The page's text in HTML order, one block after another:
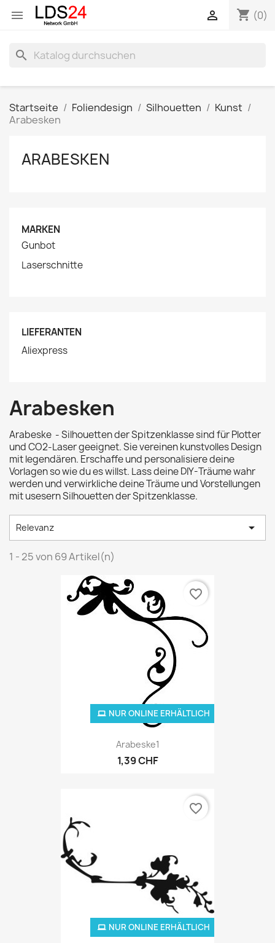
 shopping_cart (0)

search
Startseite Foliendesign Silhouetten
Kunst
Arabesken
ARABESKEN
MARKEN
Gunbot
Laserschnitte
LIEFERANTEN
Aliexpress
Arabesken
Arabeske - Silhouetten der Spitzenklasse sind für Plotter
und CO2-Laser geeignet. Sie vereinen kunstvolles Design
mit legendären. Erschaffe und personalisiere deine
Vorlagen so wie du es willst. Lass deine DIY-Träume wahr
werden und verwirkliche deine Träume und Vorstellungen
mit usesern Silhouetten der Spitzenklasse.
Relevanz 
1 - 25 von 69 Artikel(n)
Arabeske1
1,39 CHF
NUR ONLINE ERHÄLTLICH
favorite_border
NUR ONLINE ERHÄLTLICH
favorite_border